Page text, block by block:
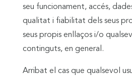
seu funcionament, accés,
qualitat i fiabilitat dels seus
seus propis enllaços i/o
continguts, en general.
Arribat el cas que qualsevol